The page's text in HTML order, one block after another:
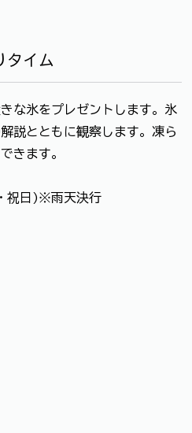
タイム
な氷をプレゼントします。氷
説とともに観察します。凍ら
きます。
祝日)※雨天決行